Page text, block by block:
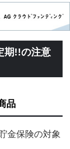
期!!の注意
品
金保険の対象